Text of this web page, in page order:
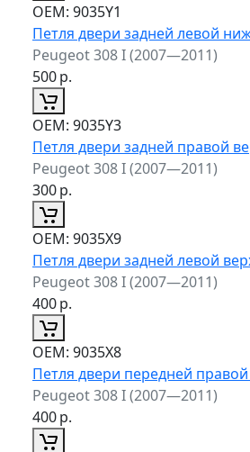
ОЕМ: 9035Y1
Петля двери задней левой
Peugeot 308 I (2007—2011)
500р.
ОЕМ: 9035Y3
Петля двери задней правой
Peugeot 308 I (2007—2011)
300р.
ОЕМ: 9035X9
Петля двери задней левой
Peugeot 308 I (2007—2011)
400р.
ОЕМ: 9035X8
Петля двери передней
Peugeot 308 I (2007—2011)
400р.